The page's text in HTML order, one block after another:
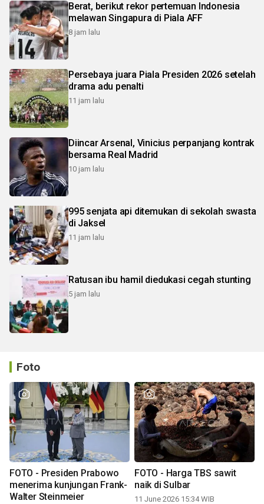
Berat, berikut rekor pertemuan Indonesia
melawan Singapura di Piala AFF
8 jam lalu
Persebaya juara Piala Presiden 2026 setelah
drama adu penalti
11 jam lalu
Diincar Arsenal, Vinicius perpanjang kontrak
bersama Real Madrid
10 jam lalu
995 senjata api ditemukan di sekolah swasta
di Jaksel
11 jam lalu
Ratusan ibu hamil diedukasi cegah stunting
5 jam lalu
Foto
FOTO - Presiden Prabowo
menerima kunjungan Frank-
Walter Steinmeier
FOTO - Harga TBS sawit
naik di Sulbar
11 June 2026 15:34 WIB